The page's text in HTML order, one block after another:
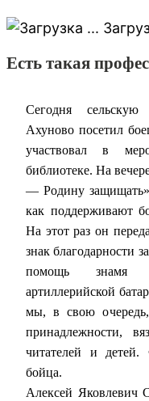
Есть такая
Сегодня
Ахуново посетил
участвовал в
библиотеке. На
— Родину защищать»
как поддерживают
На этот раз он
знак благодарности
помощь знамя
артиллерийской
мы, в свою
принадлежности,
читателей и детей.
бойца.
Алексей Яковлевич